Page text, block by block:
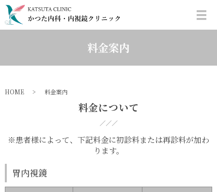
料金案内
HOME 料金案内
料金について
※患者様によって、下記料金に初診料または再診料が加わ
ります。
胃内視鏡